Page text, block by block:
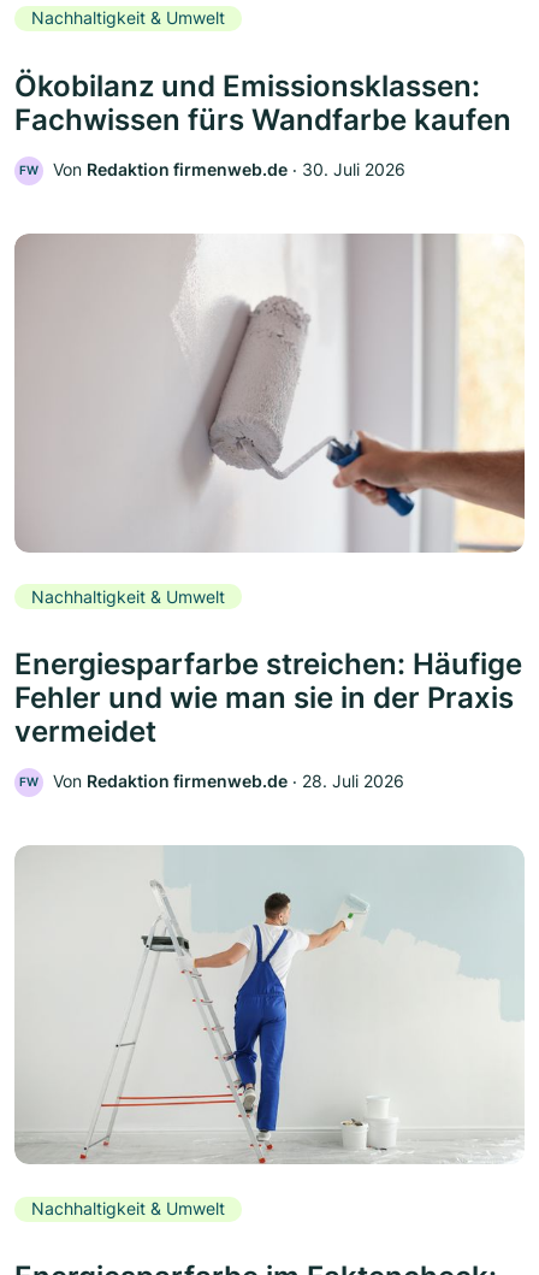
Nachhaltigkeit & Umwelt
Ökobilanz und Emissionsklassen:
Fachwissen fürs Wandfarbe kaufen
FW Von Redaktion firmenweb.de ‧ 30. Juli 2026
Nachhaltigkeit & Umwelt
Energiesparfarbe streichen: Häufige
Fehler und wie man sie in der Praxis
vermeidet
FW Von Redaktion firmenweb.de ‧ 28. Juli 2026
Nachhaltigkeit & Umwelt